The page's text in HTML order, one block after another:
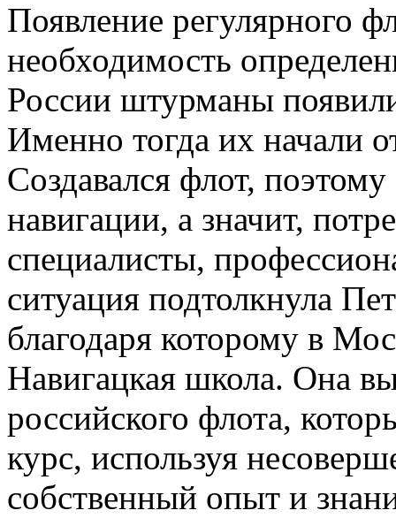
Появление регулярного
необходимость
России штурманы
Именно тогда их начали
Создавался флот,
навигации, а значит,
специалисты,
ситуация подтолкнула
благодаря которому в
Навигацкая школа. Она
российского флота,
курс, используя
собственный опыт и